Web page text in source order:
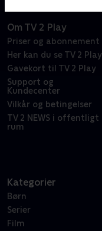
Om TV 2 Play
Priser og abonnement
Her kan du se TV 2 Play
Gavekort til TV 2 Play
Support og
Kundecenter
Vilkår og betingelser
TV 2 NEWS i offentligt
rum
Kategorier
Børn
Serier
Film